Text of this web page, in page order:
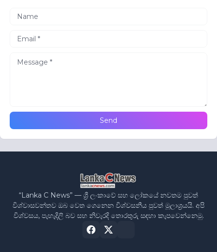
“Lanka C News” — ශ්‍රී ලංකාවේ සහ ලෝකයේ නවතම පුවත්
විශ්වාසවන්තව ඔබ වෙත ගෙනෙන විශ්වසනීය පුවත් මූලාශ්‍රයයි. අපි
විශ්වසය, පැහැදිලි බව සහ නිවැරදි තොරතුරු සඳහා කැපවෙන්නෙමු.